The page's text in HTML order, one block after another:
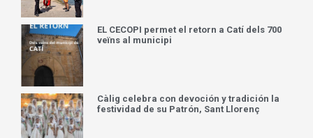
EL CECOPI permet el retorn a Catí dels 700
veïns al municipi
Càlig celebra con devoción y tradición la
festividad de su Patrón, Sant Llorenç